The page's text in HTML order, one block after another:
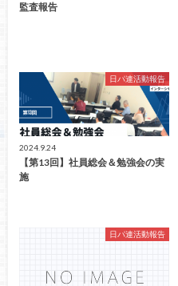
監査報告
日パ連活動報告
2024.9.24
【第13回】社員総会＆勉強会の実
施
日パ連活動報告